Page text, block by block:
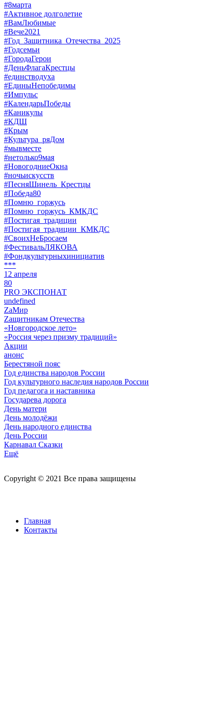
#8марта
#Активное долголетие
#ВамЛюбимые
#Вече2021
#Год_Защитника_Отечества_2025
#Годсемьи
#ГородаГерои
#ДеньФлагаКрестцы
#единстводуха
#ЕдиныНепобедимы
#Импульс
#КалендарьПобеды
#Каникулы
#КДШ
#Крым
#Культура_ряДом
#мывместе
#нетолько9мая
#НовогодниеОкна
#ночьискусств
#ПесняШинель_Крестцы
#Победа80
#Помню_горжусь
#Помню_горжусь_КМКДС
#Постигая_традиции
#Постигая_традиции_КМКДС
#СвоихНеБросаем
#ФестивальЛЯКОВА
#Фондкультурныхинициатив
***
12 апреля
80
PRO ЭКСПОНАТ
undefined
ZaМир
Zащитникам Отечества
«Новгородское лето»
«Россия через призму традиций»
Акции
анонс
Берестяной пояс
Год единства народов России
Год культурного наследия народов России
Год педагога и наставника
Государева дорога
День матери
День молодёжи
День народного единства
День России
Карнавал Сказки
Ещё
Copyright © 2021 Все права защищены
Главная
Контакты